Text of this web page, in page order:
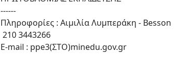
------
Πληροφορίες : Αιμιλία Λυμπεράκη - Besson
210 3443266
E-mail : ppe3(ΣΤΟ)minedu.gov.gr